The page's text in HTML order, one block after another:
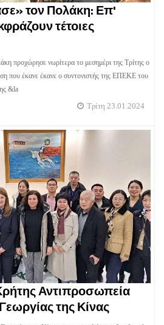
τον Πολάκη: Επ'
τέτοιες
προχώρησε νωρίτερα το μεσημέρι της Τρίτης ο
που έκανε έκανε ο συντονιστής της ΕΠΕΚΕ του
&la
Τρίτη 23.01.2024
Αντιπροσωπεία
της Κίνας